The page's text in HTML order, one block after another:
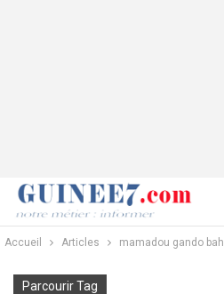
Accueil Articles mamadou gando bah
Parcourir Tag